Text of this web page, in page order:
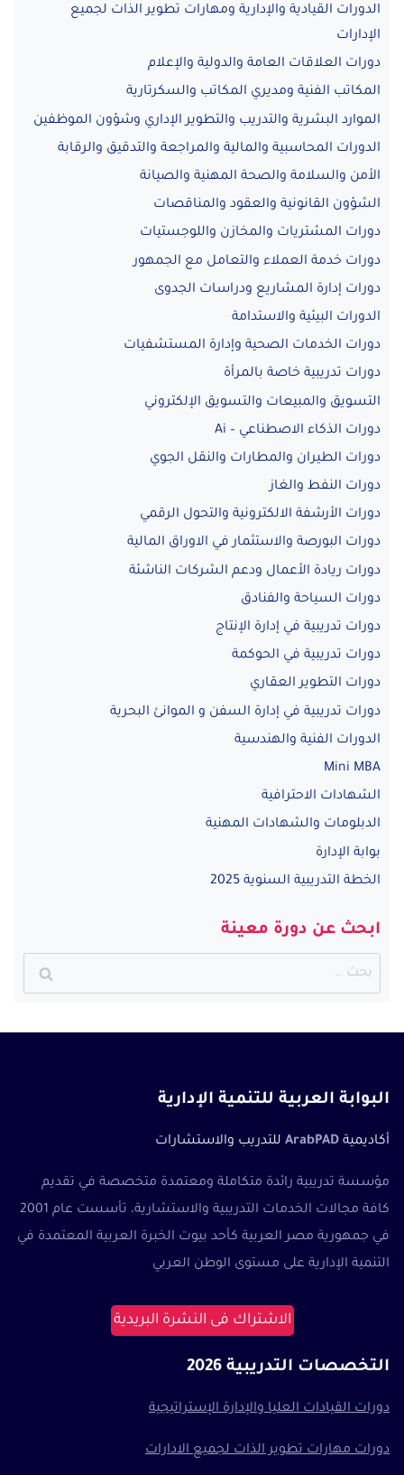
الدورات القيادية والإدارية ومهارات تطوير الذات لجميع
الإدارات
دورات العلاقات العامة والدولية والإعلام
المكاتب الفنية ومديري المكاتب والسكرتارية
الموارد البشرية والتدريب والتطوير الإداري وشؤون الموظفين
الدورات المحاسبية والمالية والمراجعة والتدقيق والرقابة
الأمن والسلامة والصحة المهنية والصيانة
الشؤون القانونية والعقود والمناقصات
دورات المشتريات والمخازن واللوجستيات
دورات خدمة العملاء والتعامل مع الجمهور
دورات إدارة المشاريع ودراسات الجدوى
الدورات البيئية والاستدامة
دورات الخدمات الصحية وإدارة المستشفيات
دورات تدريبية خاصة بالمرأة
التسويق والمبيعات والتسويق الإلكتروني
دورات الذكاء الاصطناعي – Ai
دورات الطيران والمطارات والنقل الجوي
دورات النفط والغاز
دورات الأرشفة الالكترونية والتحول الرقمي
دورات البورصة والاستثمار في الاوراق المالية
دورات ريادة الأعمال ودعم الشركات الناشئة
دورات السياحة والفنادق
دورات تدريبية في إدارة الإنتاج
دورات تدريبية في الحوكمة
دورات التطوير العقاري
دورات تدريبية في إدارة السفن و الموانئ البحرية
الدورات الفنية والهندسية
Mini MBA
الشهادات الاحترافية
الدبلومات والشهادات المهنية
بوابة الإدارة
الخطة التدريبية السنوية 2025
ابحث عن دورة معينة
البحث
عن:
البوابة العربية للتنمية الإدارية
أكاديمية ArabPAD للتدريب والاستشارات
مؤسسة تدريبية رائدة متكاملة ومعتمدة متخصصة في تقديم
كافة مجالات الخدمات التدريبية والاستشارية، تأسست عام 2001
في جمهورية مصر العربية كأحد بيوت الخبرة العربية المعتمدة في
التنمية الإدارية على مستوى الوطن العربي
الاشتراك فى النشرة البريدية
التخصصات التدريبية 2026
دورات القيادات العليا والإدارة الإستراتيجية
دورات مهارات تطوير الذات لجميع الادارات